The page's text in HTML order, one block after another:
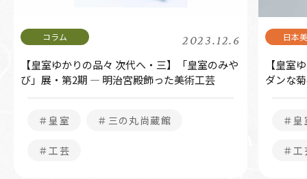
2023.12.6
【皇室ゆかりの品々 次代へ・三】「皇室のみや
び」展・第2期 ― 明治宮殿飾った美術工芸
＃皇室 ＃三の丸尚蔵館
＃工芸
【皇室
ダンな
＃皇
＃工